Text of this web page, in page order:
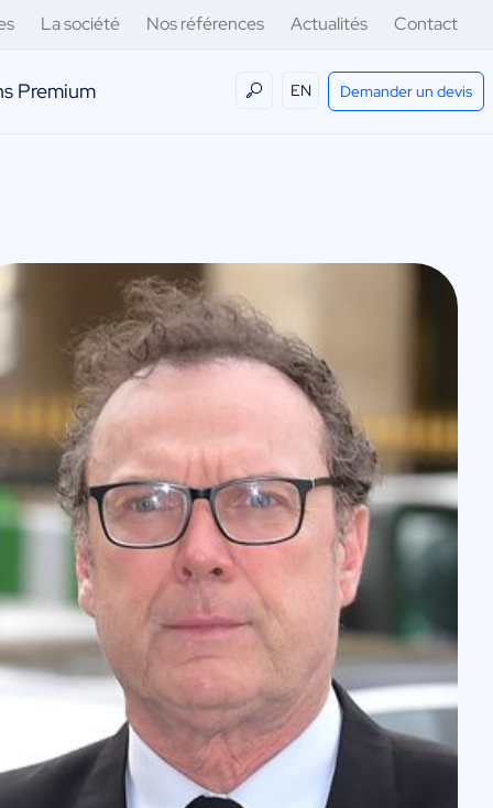
La société Nos références Actualités Contact
Premium EN Demander un devis